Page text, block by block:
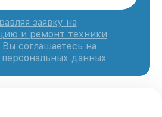
заявку на
и ремонт техники
соглашаетесь на
персональных данных